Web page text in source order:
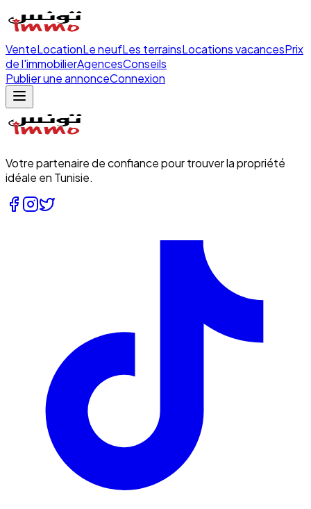
VenteLocationLe neufLes terrainsLocations vacancesPrix
de l'immobilierAgencesConseils
Publier une annonceConnexion
Votre partenaire de confiance pour trouver la propriété
idéale en Tunisie.